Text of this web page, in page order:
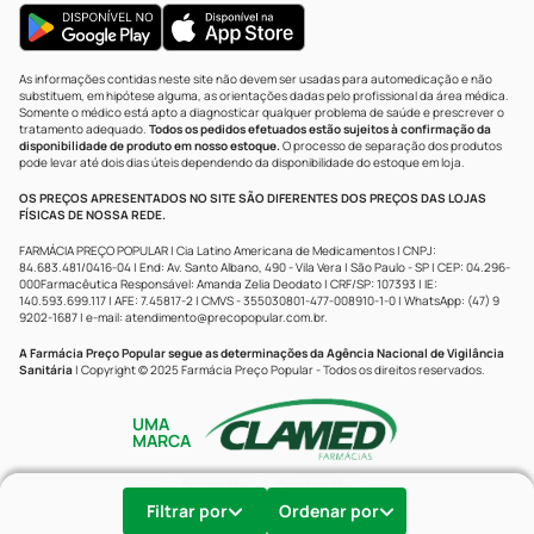
Filtrar por Ordenar por
As informações contidas neste site não devem ser usadas para automedicação e não
substituem, em hipótese alguma, as orientações dadas pelo profissional da área médica.
Somente o médico está apto a diagnosticar qualquer problema de saúde e prescrever o
tratamento adequado. Todos os pedidos efetuados estão sujeitos à confirmação da
disponibilidade de produto em nosso estoque.O processo de separação dos produtos
pode levar até dois dias úteis dependendo da disponibilidade do estoque em loja.
OS PREÇOS APRESENTADOS NO SITE SÃO DIFERENTES DOS PREÇOS DAS LOJAS
FÍSICAS DE NOSSA REDE.
FARMÁCIA PREÇO POPULAR | Cia Latino Americana de Medicamentos | CNPJ:
84.683.481/0416-04 | End: Av. Santo Albano, 490 - Vila Vera | São Paulo - SP | CEP: 04.296-
000Farmacêutica Responsável: Amanda Zelia Deodato | CRF/SP: 107393 | IE:
140.593.699.117 | AFE: 7.45817-2 | CMVS - 355030801-477-008910-1-0 | WhatsApp: (47) 9
9202-1687 | e-mail: atendimento@precopopular.com.br.
A Farmácia Preço Popular segue as determinações da Agência Nacional de Vigilância
Sanitária | Copyright © 2025 Farmácia Preço Popular - Todos os direitos reservados.
UMA
MARCA
Powered by Developed by